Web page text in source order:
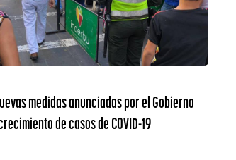
medidas anunciadas por el Gobierno
de casos de COVID-19